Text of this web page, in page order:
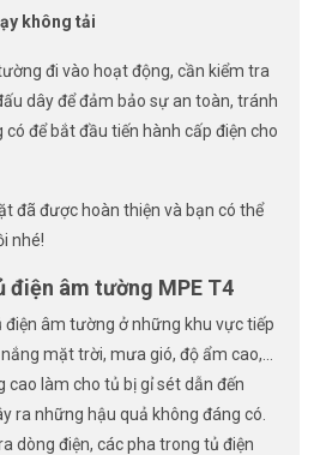
không tải
đi vào hoạt động, cần kiểm tra
dây để đảm bảo sự an toàn, tránh
để bắt đầu tiến hành cấp điện cho
đã được hoàn thiện và bạn có thể
nhé!
điện âm tường MPE T4
điện âm tường ở những khu vực tiếp
mặt trời, mưa gió, độ ẩm cao,…
cao làm cho tủ bị gỉ sét dẫn đến
ra những hậu quả không đáng có.
dòng điện, các pha trong tủ điện